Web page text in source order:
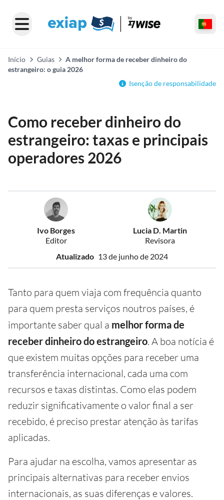
Início Guias
A melhor forma de receber dinheiro do
estrangeiro: o guia 2026
Isenção de responsabilidade
Como receber dinheiro do
estrangeiro: taxas e principais
operadores 2026
Ivo Borges
Editor
Lucia D. Martin
Revisora
Atualizado 13 de junho de 2024
Tanto para quem viaja com frequência quanto
para quem presta serviços noutros países, é
importante saber qual a melhor forma de
receber dinheiro doestrangeiro. A boa notícia é
que existem muitas opções para receber uma
transferência internacional, cada uma com
recursos e taxas distintas. Como elas podem
reduzir significativamente o valor final a ser
recebido, é preciso prestar atenção às tarifas
aplicadas.
Para ajudar na escolha, vamos apresentar as
principais alternativas para receber envios
internacionais, as suas diferenças e valores.